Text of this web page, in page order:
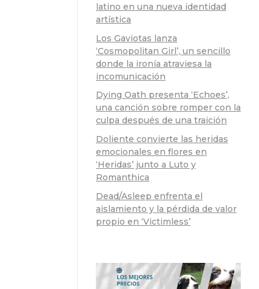
latino en una nueva identidad
artística
Los Gaviotas lanza
‘Cosmopolitan Girl’, un sencillo
donde la ironía atraviesa la
incomunicación
Dying Oath presenta ‘Echoes’,
una canción sobre romper con la
culpa después de una traición
Doliente convierte las heridas
emocionales en flores en
‘Heridas’ junto a Luto y
Romanthica
Dead/Asleep enfrenta el
aislamiento y la pérdida de valor
propio en ‘Victimless’